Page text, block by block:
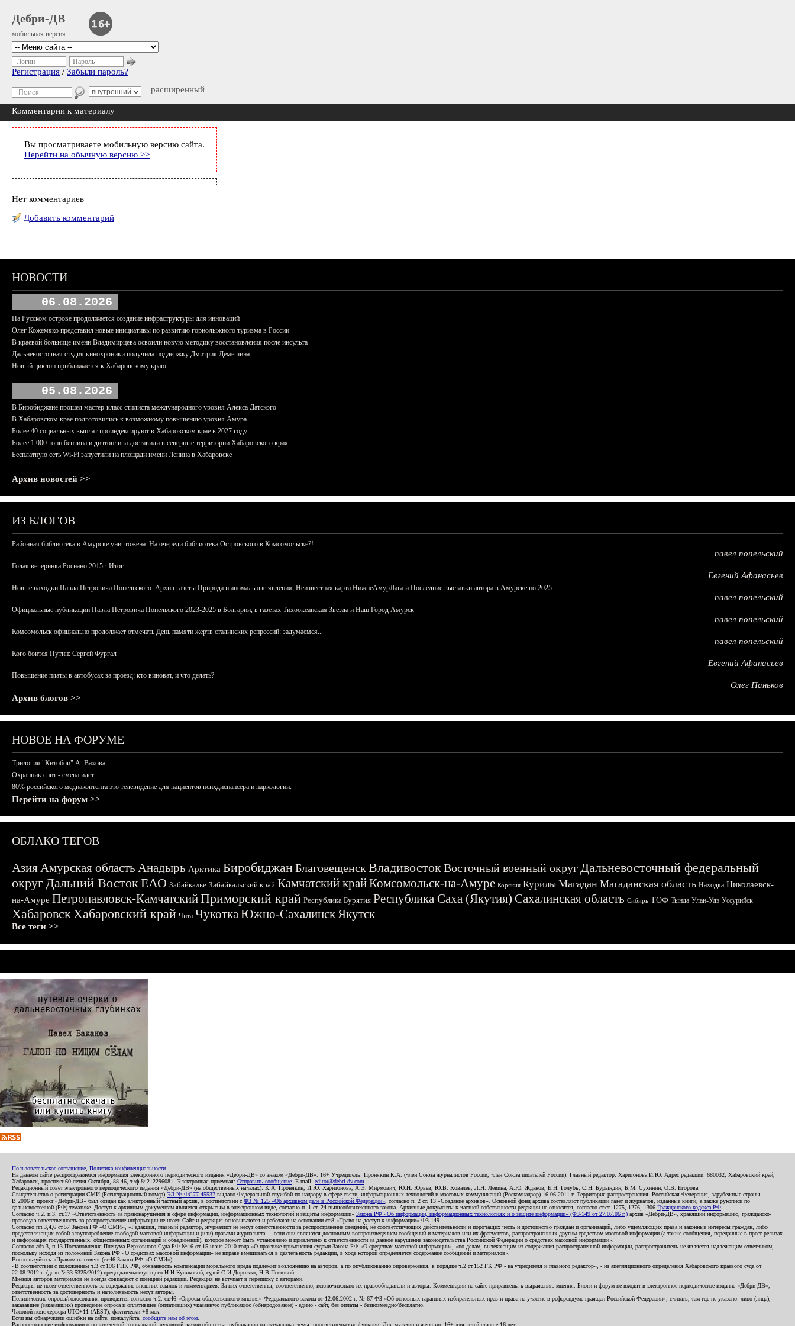
Дебри-ДВ
мобильная версия
расширенный
Логин Пароль
Регистрация / Забыли пароль?
Комментарии к материалу
Вы просматриваете мобильную версию сайта.
Перейти на обычную версию >>
Нет комментариев
Добавить комментарий
НОВОСТИ
06.08.2026
На Русском острове продолжается создание инфраструктуры для инноваций
Олег Кожемяко представил новые инициативы по развитию горнолыжного туризма в России
В краевой больнице имени Владимирцева освоили новую методику восстановления после инсульта
Дальневосточная студия кинохроники получила поддержку Дмитрия Демешина
Новый циклон приближается к Хабаровскому краю
05.08.2026
В Биробиджане прошел мастер-класс стилиста международного уровня Алекса Датского
В Хабаровском крае подготовились к возможному повышению уровня Амура
Более 40 социальных выплат проиндексируют в Хабаровском крае в 2027 году
Более 1 000 тонн бензина и дизтоплива доставили в северные территории Хабаровского края
Бесплатную сеть Wi-Fi запустили на площади имени Ленина в Хабаровске
Архив новостей >>
ИЗ БЛОГОВ
Районная библиотека в Амурске уничтожена. На очереди библиотека Островского в Комсомольске?!
павел попельский
Голая вечеринка Роснано 2015г. Итог.
Евгений Афанасьев
Новые находки Павла Петровича Попельского: Архив газеты Природа и аномальные явления, Неизвестная карта НижнеАмурЛага и Последние выставки автора в Амурске по 2025
павел попельский
Официальные публикации Павла Петровича Попельского 2023-2025 в Болгарии, в газетах Тихоокеанская Звезда и Наш Город Амурск
павел попельский
Комсомольск официально продолжает отмечать День памяти жертв сталинских репрессий: задумаемся...
павел попельский
Кого боится Путин: Сергей Фургал
Евгений Афанасьев
Повышение платы в автобусах за проезд: кто виноват, и что делать?
Олег Паньков
Архив блогов >>
НОВОЕ НА ФОРУМЕ
Трилогия "Китобои" А. Вахова.
Охранник спит - смена идёт
80% российского медиаконтента это телевидение для пациентов психдиспансера и наркологии.
Перейти на форум >>
ОБЛАКО ТЕГОВ
АзияАмурская область Анадырь Арктика БиробиджанБлаговещенскВладивостокВосточный военный округДальневосточный федеральный
округДальний ВостокЕАО Забайкалье Забайкальский край Камчатский крайКомсомольск-на-Амуре Корякия Курилы Магадан Магаданская область Находка Николаевск-
на-Амуре Петропавловск-КамчатскийПриморский край Республика Бурятия Республика Саха (Якутия) Сахалинская область Сибирь ТОФ Тында Улан-Удэ Уссурийск
ХабаровскХабаровский край Чита ЧукоткаЮжно-СахалинскЯкутск
Все теги >>
Пользовательское соглашение Политика конфиденциальности
На данном сайте распространяется информация электронного периодического издания «Дебри-ДВ» со знаком «Дебри-ДВ». 16+ Учредитель: Пронякин К.А. (член Союза журналистов России, член Союза писателей России). Главный редактор: Харитонова И.Ю. Адрес редакции: 680032, Хабаровский край,
Хабаровск, проспект 60-летия Октября, 88-46, т./ф.84212296081. Электронная приемная: Отправить сообщение . E-mail: editor@debri-dv.com
Редакционный совет электронного периодического издания «Дебри-ДВ» (на общественных началах): К.А. Пронякин, И.Ю. Харитонова, А.Э. Мирмович, Ю.Н. Юрьев, Ю.В. Ковалев, Л.Н. Левина, А.Ю. Жданов, Е.Н. Голубь, С.Н. Бурындин, Б.М. Сухинин, О.В. Егорова
Свидетельство о регистрации СМИ (Регистрационный номер) ЭЛ № ФС77-45537 выдано Федеральной службой по надзору в сфере связи, информационных технологий и массовых коммуникаций (Роскомнадзор) 16.06.2011 г. Территория распространения: Российская Федерация, зарубежные страны.
В 2006 г. проект «Дебри-ДВ» был создан как электронный частный архив, в соответствии с ФЗ № 125 «Об архивном деле в Российской Федерации» , согласно п. 2 ст. 13 «Создание архивов». Основной фонд архива составляют публикации газет и журналов, изданные книги, а также рукописи по
дальневосточной (РФ) тематике. Доступ к архивным документам является открытым в электронном виде, согласно п. 1 ст. 24 вышеобозначенного закона. Архивные документы к частной собственности редакции не относятся, согласно ст.ст. 1275, 1276, 1306 Гражданского кодекса РФ
Согласно ч.2. п.3. ст.17 «Ответственность за правонарушения в сфере информации, информационных технологий и защиты информации» Закона РФ «Об информации, информационных технологиях и о защите информации» (ФЗ-149 от 27.07.06 г.) архив «Дебри-ДВ», хранящий информацию, гражданско-
правовую ответственность за распространение информации не несет. Сайт и редакция основываются и работают на основании ст.8 «Право на доступ к информации» ФЗ-149.
Согласно пп.3,4,6 ст.57 Закона РФ «О СМИ», «Редакция, главный редактор, журналист не несут ответственности за распространение сведений, не соответствующих действительности и порочащих честь и достоинство граждан и организаций, либо ущемляющих права и законные интересы граждан, либо
представляющих собой злоупотребление свободой массовой информации и (или) правами журналиста: ...если они являются дословным воспроизведением сообщений и материалов или их фрагментов, распространенных другим средством массовой информации (а также сообщения, переданные в пресс-релизах
и информация государственных, общественных организаций и объединений), которое может быть установлено и привлечено к ответственности за данное нарушение законодательства Российской Федерации о средствах массовой информации».
Согласно абз.3, п.13 Постановления Пленума Верховного Суда РФ №16 от 15 июня 2010 года «О практике применения судами Закона РФ «О средствах массовой информации», «по делам, вытекающим из содержания распространенной информации, распространитель не является надлежащим ответчиком,
поскольку исходя из положений Закона РФ «О средствах массовой информации» не вправе вмешиваться в деятельность редакции, в ходе которой определяется содержание сообщений и материалов».
Воспользуйтесь «Правом на ответ» (ст.46 Закона РФ «О СМИ»).
«В соответствии с положением ч.3 ст.196 ГПК РФ, обязанность компенсации морального вреда подлежит возложению на авторов, а по опубликованию опровержения, в порядке ч.2 ст.152 ГК РФ - на учредителя и главного редактор», - из апелляционного определения Хабаровского краевого суда от
22.08.2012 г. (дело №33-5325/2012) председательствующего И.И.Куликовой, судей С.И.Дорожко, Н.В.Пестовой.
Мнения авторов материалов не всегда совпадают с позицией редакции. Редакция не вступает в переписку с авторами.
Редакция не несет ответственность за содержание внешних ссылок и комментариев. За них ответственны, соответственно, исключительно их правообладатели и авторы. Комментарии на сайте приравнены к выражению мнения. Блоги и форум не входят в электронное периодическое издание «Дебри-ДВ»,
ответственность за достоверность и наполняемость несут авторы.
Политические опросы/голосования проводятся согласно ч.2. ст.46 «Опросы общественного мнения» Федерального закона от 12.06.2002 г. № 67-ФЗ «Об основных гарантиях избирательных прав и права на участие в референдуме граждан Российской Федерации»; считать, там где не указано: лицо (лица),
заказавшее (заказавших) проведение опроса и оплатившее (оплативших) указанную публикацию (обнародование) - едино - сайт, без оплаты - безвозмездно/бесплатно.
Часовой пояс сервера UTC+11 (AEST), фактически +8 мск.
Если вы обнаружили ошибки на сайте, пожалуйста, сообщите нам об этом
Распространение информации о политической, социальной, духовной жизни общества, публикации на актуальные темы, просветительские функции. Для мужчин и женщин. 16+ для детей старше 16 лет.